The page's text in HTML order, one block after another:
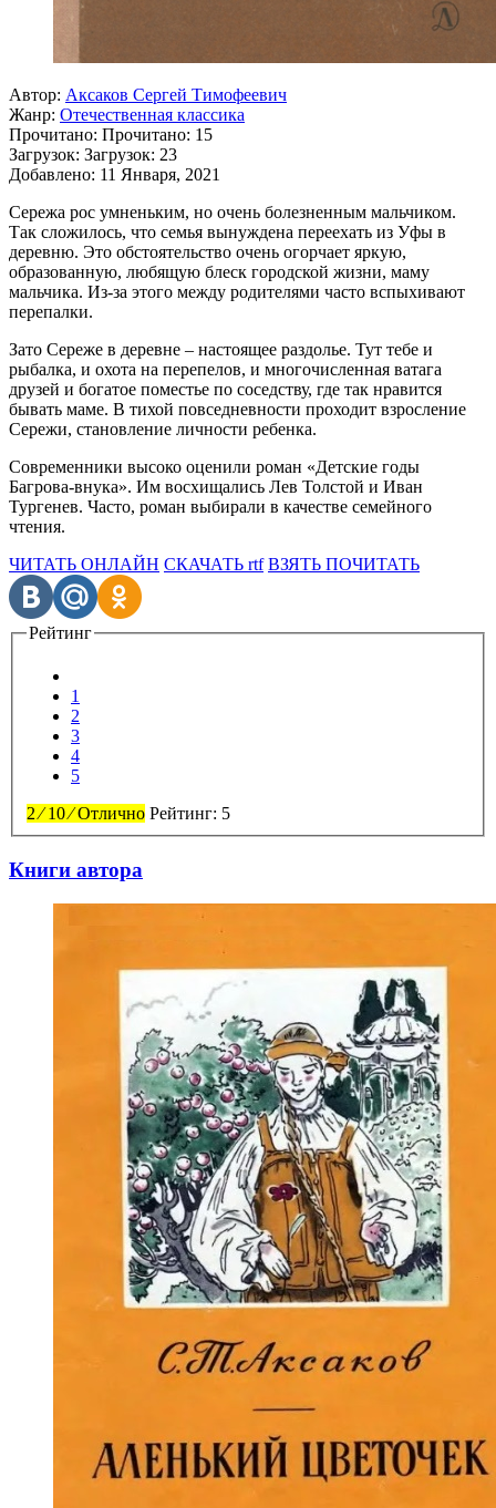
Автор: Аксаков Сергей Тимофеевич
Жанр: Отечественная классика
Прочитано: Прочитано: 15
Загрузок: Загрузок: 23
Добавлено: 11 Января, 2021
Сережа рос умненьким, но очень болезненным мальчиком.
Так сложилось, что семья вынуждена переехать из Уфы в
деревню. Это обстоятельство очень огорчает яркую,
образованную, любящую блеск городской жизни, маму
мальчика. Из-за этого между родителями часто вспыхивают
перепалки.
Зато Сереже в деревне – настоящее раздолье. Тут тебе и
рыбалка, и охота на перепелов, и многочисленная ватага
друзей и богатое поместье по соседству, где так нравится
бывать маме. В тихой повседневности проходит взросление
Сережи, становление личности ребенка.
Современники высоко оценили роман «Детские годы
Багрова-внука». Им восхищались Лев Толстой и Иван
Тургенев. Часто, роман выбирали в качестве семейного
чтения.
ЧИТАТЬ ОНЛАЙН СКАЧАТЬ rtf ВЗЯТЬ ПОЧИТАТЬ
Рейтинг
1
2
3
4
5
2⁄10⁄Отлично Рейтинг: 5
Книги автора